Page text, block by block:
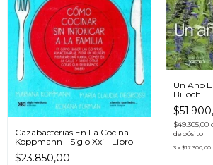
Cazabacterias En La Cocina -
Koppmann - Siglo Xxi - Libro
$23.850,00
Un Año
Billoch
$49.305,00
depósito
3 x $17.300,00